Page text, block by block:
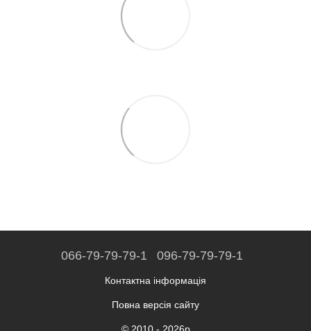
066-79-79-79-1 096-79-79-79-1
Контактна інформація
Повна версія сайту